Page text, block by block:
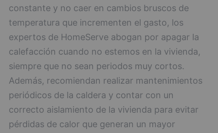
constante y no caer en cambios bruscos de
temperatura que incrementen el gasto, los
expertos de HomeServe abogan por apagar la
calefacción cuando no estemos en la vivienda,
siempre que no sean periodos muy cortos.
Además, recomiendan realizar mantenimientos
periódicos de la caldera y contar con un
correcto aislamiento de la vivienda para evitar
pérdidas de calor que generan un mayor